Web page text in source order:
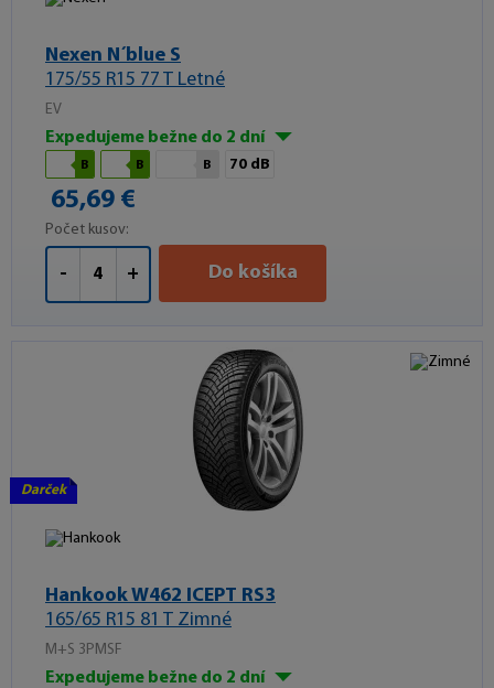
Nexen N´blue S
175/55 R15 77 T Letné
EV
Expedujeme bežne do 2 dní
B B B 70 dB
65,69 €
Počet kusov:
- + Do košíka
Darček
Hankook W462 ICEPT RS3
165/65 R15 81 T Zimné
M+S 3PMSF
Expedujeme bežne do 2 dní